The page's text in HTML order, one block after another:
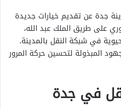
جدة عن تقديم خيارات جديدة
على طريق الملك عبد الله،
في شبكة النقل بالمدينة.
المبذولة لتحسين حركة المرور
في جدة